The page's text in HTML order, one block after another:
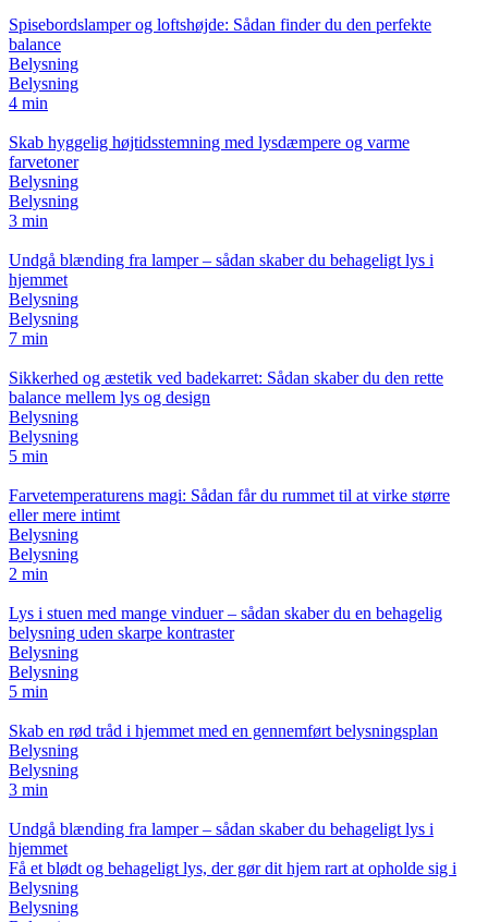
Spisebordslamper og loftshøjde: Sådan finder du den perfekte
balance
Belysning
Belysning
4 min
Skab hyggelig højtidsstemning med lysdæmpere og varme
farvetoner
Belysning
Belysning
3 min
Undgå blænding fra lamper – sådan skaber du behageligt lys i
hjemmet
Belysning
Belysning
7 min
Sikkerhed og æstetik ved badekarret: Sådan skaber du den rette
balance mellem lys og design
Belysning
Belysning
5 min
Farvetemperaturens magi: Sådan får du rummet til at virke større
eller mere intimt
Belysning
Belysning
2 min
Lys i stuen med mange vinduer – sådan skaber du en behagelig
belysning uden skarpe kontraster
Belysning
Belysning
5 min
Skab en rød tråd i hjemmet med en gennemført belysningsplan
Belysning
Belysning
3 min
Undgå blænding fra lamper – sådan skaber du behageligt lys i
hjemmet
Få et blødt og behageligt lys, der gør dit hjem rart at opholde sig i
Belysning
Belysning